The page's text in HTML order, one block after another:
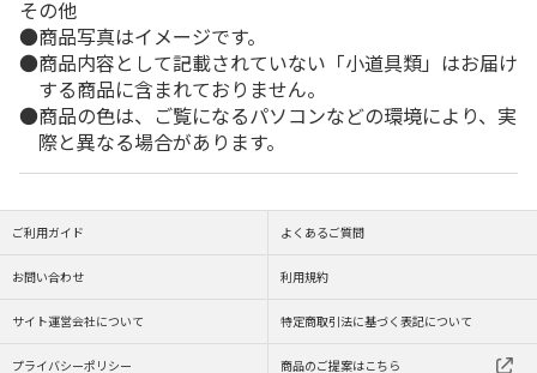
その他
商品写真はイメージです。
商品内容として記載されていない「小道具類」はお届け
する商品に含まれておりません。
商品の色は、ご覧になるパソコンなどの環境により、実
際と異なる場合があります。
ご利用ガイド よくあるご質問
お問い合わせ 利用規約
サイト運営会社について 特定商取引法に基づく表記について
プライバシーポリシー 商品のご提案はこちら